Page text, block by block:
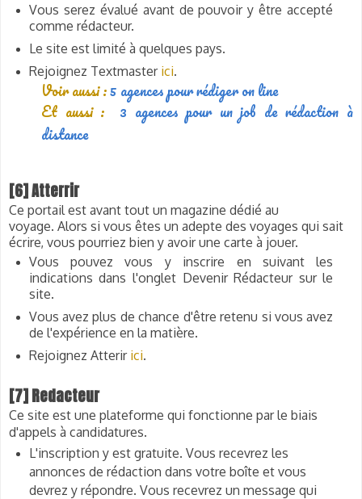
Vous serez évalué avant de pouvoir y être accepté
comme rédacteur.
Le site est limité à quelques pays.
Rejoignez Textmaster ici.
Voir aussi :5 agences pour rédiger on line
Et aussi : 3 agences pour un job de rédaction à
distance
[6] Atterrir
Ce portail est avant tout un magazine dédié au
voyage. Alors si vous êtes un adepte des voyages qui sait
écrire, vous pourriez bien y avoir une carte à jouer.
Vous pouvez vous y inscrire en suivant les
indications dans l'onglet Devenir Rédacteur sur le
site.
Vous avez plus de chance d'être retenu si vous avez
de l'expérience en la matière.
Rejoignez Atterir ici.
[7] Redacteur
Ce site est une plateforme qui fonctionne par le biais
d'appels à candidatures.
L'inscription y est gratuite. Vous recevrez les
annonces de rédaction dans votre boîte et vous
devrez y répondre. Vous recevrez un message qui